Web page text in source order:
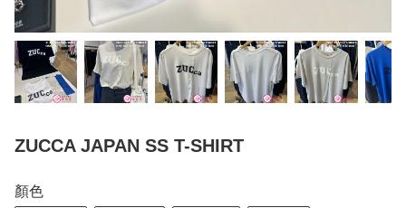
ZUCCA JAPAN SS T-SHIRT
顏色